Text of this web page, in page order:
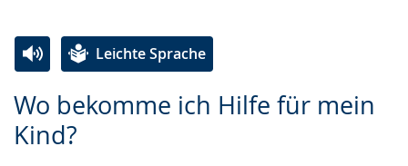
Wo bekomme ich Hilfe für mein
Kind?
Leichte Sprache
Leichten
Sprache
Audio-
Unterstützung.
Video
in